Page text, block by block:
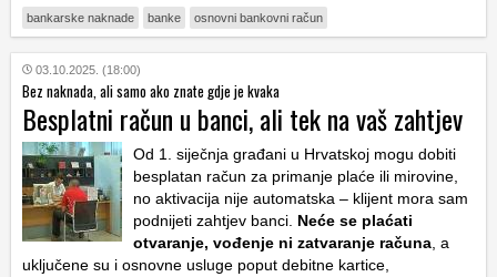
bankarske naknade banke osnovni bankovni račun
03.10.2025. (18:00)
Bez naknada, ali samo ako znate gdje je kvaka
Besplatni račun u banci, ali tek na vaš zahtjev
Od 1. siječnja građani u Hrvatskoj mogu dobiti
besplatan račun za primanje plaće ili mirovine,
no aktivacija nije automatska – klijent mora sam
podnijeti zahtjev banci. Neće se plaćati
otvaranje, vođenje ni zatvaranje računa , a
uključene su i osnovne usluge poput debitne kartice,